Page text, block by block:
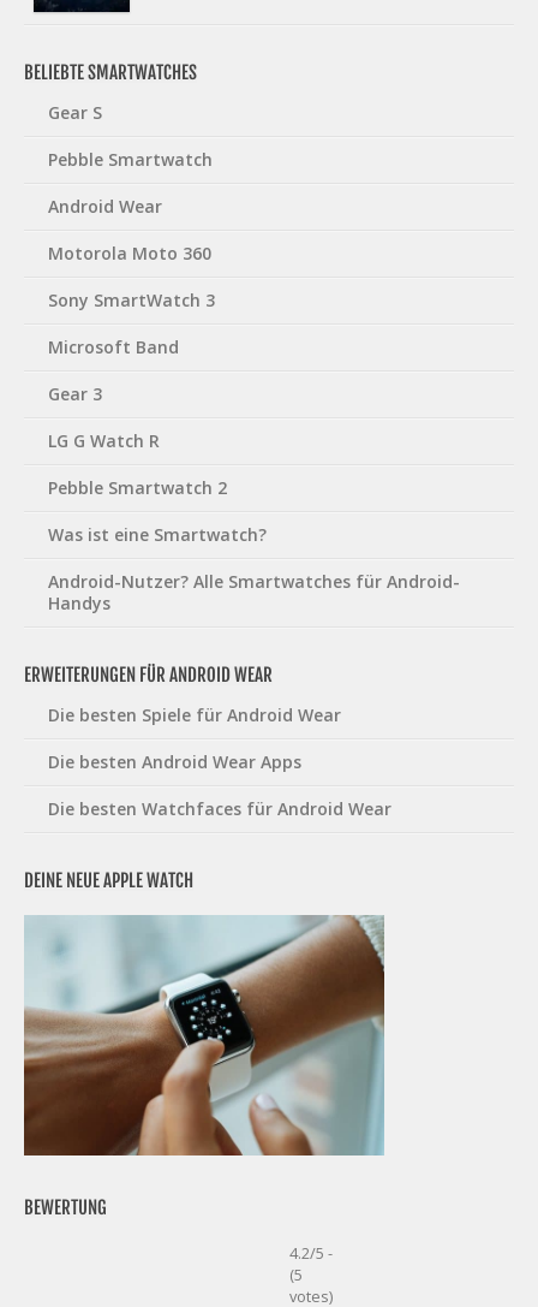
BELIEBTE SMARTWATCHES
Gear S
Pebble Smartwatch
Android Wear
Motorola Moto 360
Sony SmartWatch 3
Microsoft Band
Gear 3
LG G Watch R
Pebble Smartwatch 2
Was ist eine Smartwatch?
Android-Nutzer? Alle Smartwatches für Android-
Handys
ERWEITERUNGEN FÜR ANDROID WEAR
Die besten Spiele für Android Wear
Die besten Android Wear Apps
Die besten Watchfaces für Android Wear
DEINE NEUE APPLE WATCH
BEWERTUNG
4.2/5 -
(5
votes)